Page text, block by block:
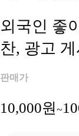
외국인 좋
찬, 광고
판매가
10,000원 ~